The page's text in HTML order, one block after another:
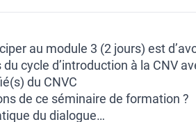
au module 3 (2 jours) est
cycle d’introduction à la CNV
du CNVC
de ce séminaire de formation ?
du dialogue…